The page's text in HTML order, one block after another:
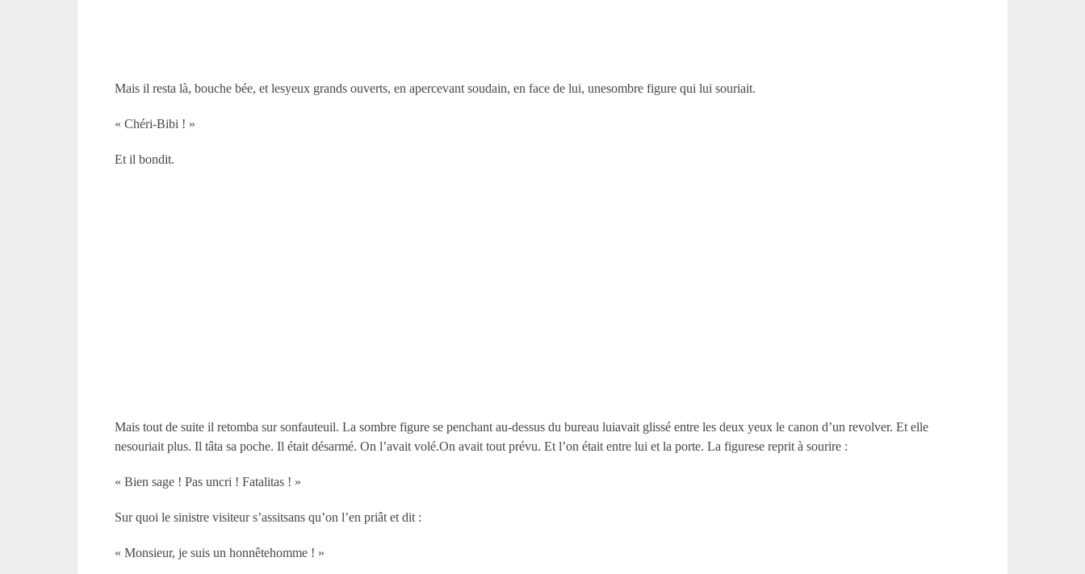
Mais il resta là, bouche bée, et lesyeux grands ouverts, en apercevant soudain, en face de lui, unesombre figure qui lui souriait.
« Chéri-Bibi ! »
Et il bondit.
Mais tout de suite il retomba sur sonfauteuil. La sombre figure se penchant au-dessus du bureau luiavait glissé entre les deux yeux le canon d’un revolver. Et elle
nesouriait plus. Il tâta sa poche. Il était désarmé. On l’avait volé.On avait tout prévu. Et l’on était entre lui et la porte. La figurese reprit à sourire :
« Bien sage ! Pas uncri ! Fatalitas ! »
Sur quoi le sinistre visiteur s’assitsans qu’on l’en priât et dit :
« Monsieur, je suis un honnêtehomme ! »